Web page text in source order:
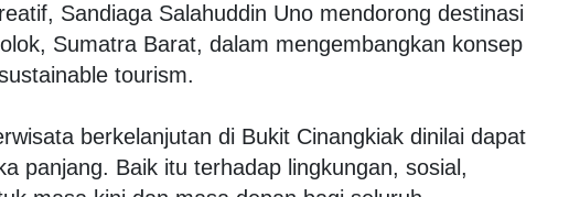
Sandiaga Salahuddin Uno mendorong destinasi
Sumatra Barat, dalam mengembangkan konsep
tourism.
berkelanjutan di Bukit Cinangkiak dinilai dapat
panjang. Baik itu terhadap lingkungan, sosial,